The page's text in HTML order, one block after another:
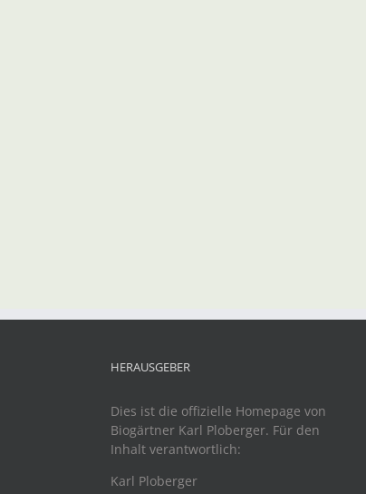
HERAUSGEBER
Dies ist die offizielle Homepage von
Biogärtner Karl Ploberger. Für den
Inhalt verantwortlich:
Karl Ploberger